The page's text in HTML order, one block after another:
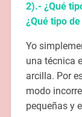
2).- ¿Qué
¿Qué tipo
Yo
una técnica
arcilla. Por
modo
pequeñas y